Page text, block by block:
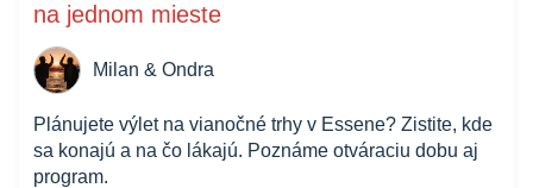
na jednom mieste
Milan & Ondra
Plánujete výlet na vianočné trhy v Essene? Zistite, kde
sa konajú a na čo lákajú. Poznáme otváraciu dobu aj
program.